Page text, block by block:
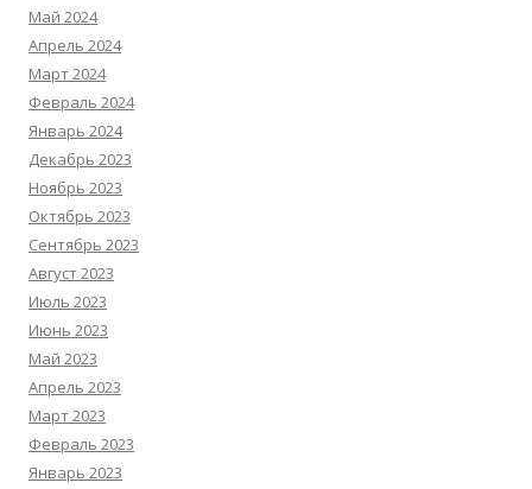
Май 2024
Апрель 2024
Март 2024
Февраль 2024
Январь 2024
Декабрь 2023
Ноябрь 2023
Октябрь 2023
Сентябрь 2023
Август 2023
Июль 2023
Июнь 2023
Май 2023
Апрель 2023
Март 2023
Февраль 2023
Январь 2023